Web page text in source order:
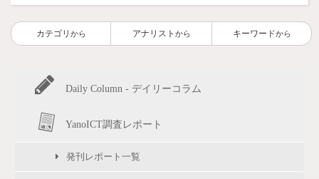
カテゴリ から アナリスト から キーワードから
Daily Column - デイリーコラム
YanoICT調査レポート
発刊レポート一覧